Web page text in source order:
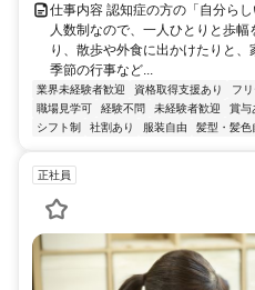
仕事内容 認知症の方の「自分ら
人数制なので、一人ひとりと歩
り、散歩や外食に出かけたりと、
季節の行事など...
業界未経験者歓迎 資格取得支援あり フ
職場見学可
経験不問 未経験者歓迎 賞与
シフト制
社割あり 服装自由 髪型・髪色
正社員